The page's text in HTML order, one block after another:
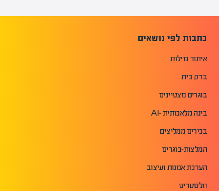
כתבות לפי נושאים
איתור נזילות
בדק בית
בוגרים מצטיינים
בינה מלאכותית -AI
בכירים ממליצים
המלצות-בוגרים
הערכת אמנות ועיצוב
וולסטריט